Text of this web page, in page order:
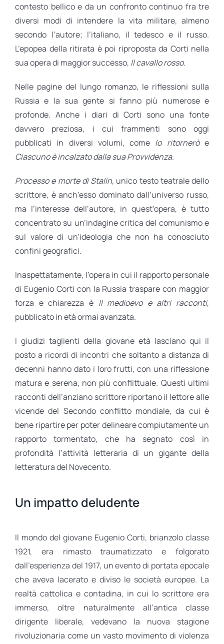
contesto bellico e da un confronto continuo fra tre
diversi modi di intendere la vita militare, almeno
secondo l’autore; l’italiano, il tedesco e il russo.
L’epopea della ritirata è poi riproposta da Corti nella
sua opera di maggior successo, Il cavallo rosso.
Nelle pagine del lungo romanzo, le riflessioni sulla
Russia e la sua gente si fanno più numerose e
profonde. Anche i diari di Corti sono una fonte
davvero preziosa, i cui frammenti sono oggi
pubblicati in diversi volumi, come Io ritorneròe
Ciascuno è incalzato dalla sua Provvidenza.
Processo e morte di Stalin, unico testo teatrale dello
scrittore, è anch’esso dominato dall’universo russo,
ma l’interesse dell’autore, in quest’opera, è tutto
concentrato su un’indagine critica del comunismo e
sul valore di un’ideologia che non ha conosciuto
confini geografici.
Inaspettatamente, l’opera in cui il rapporto personale
di Eugenio Corti con la Russia traspare con maggior
forza e chiarezza è Il medioevo e altri racconti,
pubblicato in età ormai avanzata.
I giudizi taglienti della giovane età lasciano qui il
posto a ricordi di incontri che soltanto a distanza di
decenni hanno dato i loro frutti, con una riflessione
matura e serena, non più conflittuale. Questi ultimi
racconti dell’anziano scrittore riportano il lettore alle
vicende del Secondo conflitto mondiale, da cui è
bene ripartire per poter delineare compiutamente un
rapporto tormentato, che ha segnato così in
profondità l’attività letteraria di un gigante della
letteratura del Novecento.
Un impatto deludente
Il mondo del giovane Eugenio Corti, brianzolo classe
1921, era rimasto traumatizzato e folgorato
dall’esperienza del 1917, un evento di portata epocale
che aveva lacerato e diviso le società europee. La
realtà cattolica e contadina, in cui lo scrittore era
immerso, oltre naturalmente all’antica classe
dirigente liberale, vedevano la nuova stagione
rivoluzionaria come un vasto movimento di violenza